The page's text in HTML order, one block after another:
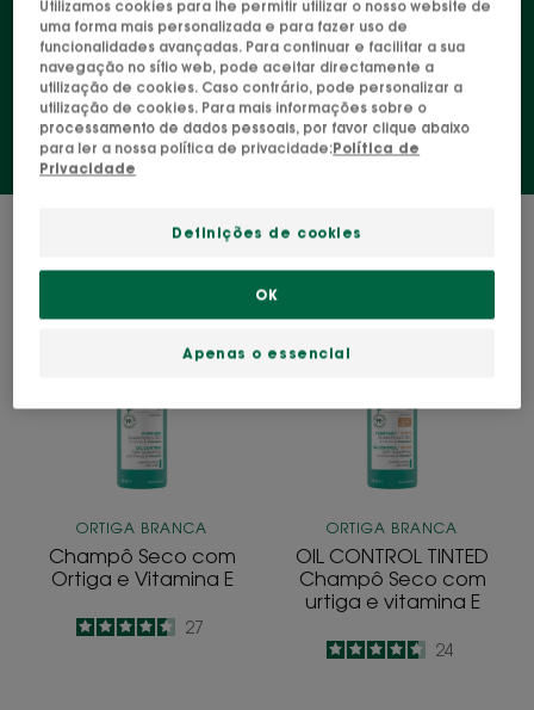
para espaçar os champôs e adiar o dia do cabelo
estragado o mais tempo possível.
2 resultados "Champô Seco"
Seco
Vitamina
E
ORTIGA BRANCA
Champô Seco com
Ortiga e Vitamina E
4.5
/
5
27
CONTROL
com
urtiga
e
E
ORTIGA BRANCA
OIL CONTROL TINTED
Champô Seco com
urtiga e vitamina E
4.6
/
5
24
Utilizamos cookies para lhe permitir utilizar o nosso website de
uma forma mais personalizada e para fazer uso de
funcionalidades avançadas. Para continuar e facilitar a sua
navegação no sítio web, pode aceitar directamente a
utilização de cookies. Caso contrário, pode personalizar a
utilização de cookies. Para mais informações sobre o
processamento de dados pessoais, por favor clique abaixo
para ler a nossa política de privacidade:Política de
Privacidade
Definições de cookies
Apenas o essencial
OK